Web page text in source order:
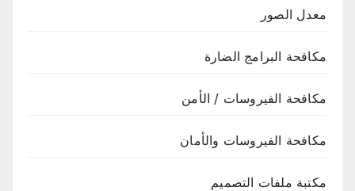
معدل الصور
مكافحة البرامج الضارة
مكافحة الفيروسات / الأمن
مكافحة الفيروسات والأمان
مكتبة ملفات التصميم